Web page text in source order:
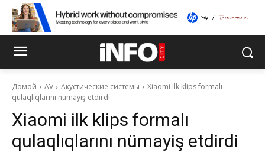
Домой AV Акустические системы
Xiaomi ilk klips formalı
qulaqlıqlarını nümayiş etdirdi
Xiaomi ilk klips formalı
qulaqlıqlarını nümayiş etdirdi